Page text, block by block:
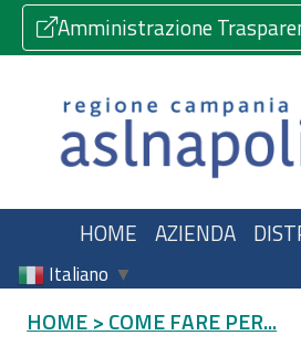
Amministrazione
HOME AZIENDA
Italiano ▼
HOME > COME FARE PER...